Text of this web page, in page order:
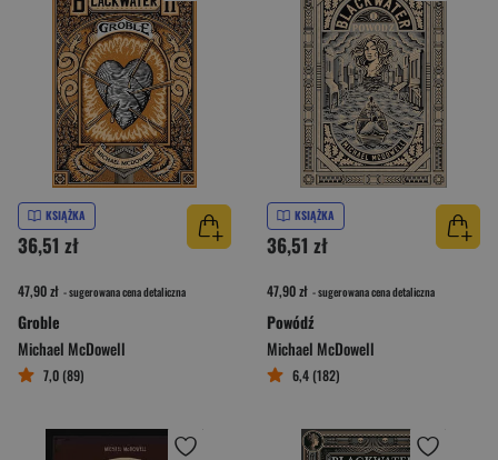
KSIĄŻKA
36,51 zł
47,90 zł - sugerowana cena detaliczna
Groble
Michael McDowell
7,0 (89)
KSIĄŻKA
36,51 zł
47,90 zł - sugerowana cena detaliczna
Powódź
Michael McDowell
6,4 (182)